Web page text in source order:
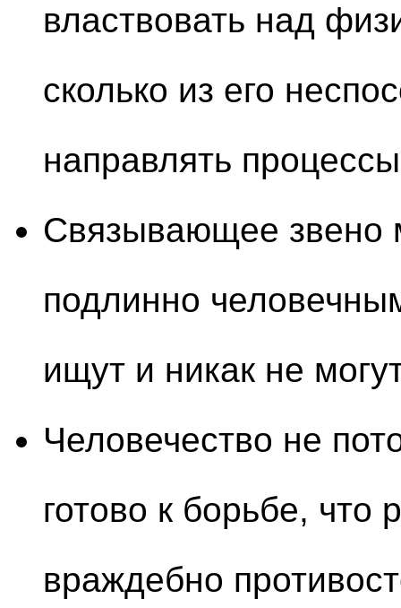
властвовать над
сколько из его
направлять
Связывающее звено
подлинно
ищут и никак не
Человечество не
готово к борьбе, что
враждебно